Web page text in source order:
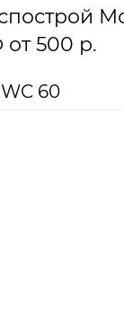
500 р.
60